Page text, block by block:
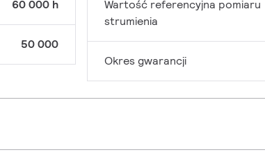
60 000 h
50 000
Wartość referencyjna pomiaru
strumienia
Okres gwarancji